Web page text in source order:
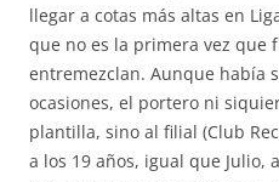
llegar a cotas más altas en
que no es la primera vez que
entremezclan. Aunque había
ocasiones, el portero ni
plantilla, sino al filial (Club
a los 19 años, igual que Julio,